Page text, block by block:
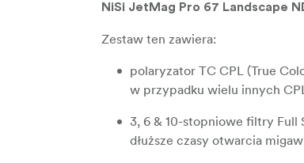
NiSi JetMag Pro 67 Landscape
Zestaw ten zawiera:
polaryzator TC CPL (True
w przypadku wielu innych
3, 6 & 10-stopniowe filtry Full
dłuższe czasy otwarcia